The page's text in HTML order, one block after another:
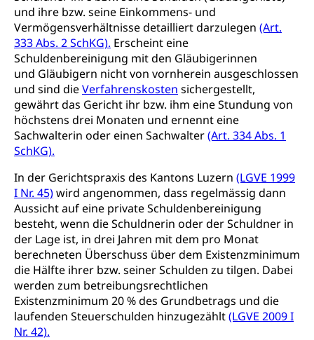
und ihre bzw. seine Einkommens- und
Vermögensverhältnisse detailliert darzulegen (Art.
333 Abs. 2 SchKG). Erscheint eine
Schuldenbereinigung mit den Gläubigerinnen
und Gläubigern nicht von vornherein ausgeschlossen
und sind dieVerfahrenskosten sichergestellt,
gewährt das Gericht ihr bzw. ihm eine Stundung von
höchstens drei Monaten und ernennt eine
Sachwalterin oder einen Sachwalter(Art. 334 Abs. 1
SchKG).
In der Gerichtspraxis des Kantons Luzern (LGVE 1999
I Nr. 45)wird angenommen, dass regelmässig dann
Aussicht auf eine private Schuldenbereinigung
besteht, wenn die Schuldnerin oder der Schuldner in
der Lage ist, in drei Jahren mit dem pro Monat
berechneten Überschuss über dem Existenzminimum
die Hälfte ihrer bzw. seiner Schulden zu tilgen. Dabei
werden zum betreibungsrechtlichen
Existenzminimum 20 % des Grundbetrags und die
laufenden Steuerschulden hinzugezählt(LGVE 2009 I
Nr. 42).
Existenzsicherung - Sozialhilfe
Soziales und Gesellschaft (Dienststelle)
Opferhilfe
Arbeitslosenversicherung (WAS Luzern)
Invalidenversicherung (WAS Luzern)
Soziale Sicherheit
Arzneimittelabhängigkeit, Suchtkrankheit,
Drogenabhängige, Drogensüchtige,
Betäubungsmittel, Suchtmittel, Psychopharmaka
Fachstelle Sucht Region Luzern
Drogen (Polizei)
Sucht
Gesundheitsversorgung
Gesundheitsversorgung, Spital, Pflegeinitiative,
Ambulant vor stationär, AVOS, Patientendossier
Gesundheitsversorgung
AHV / IV
Altersrente, Invalidenrente, Witwenrente,
Sozialversicherung, Vorsorgeeinrichtung,
Pensionskasse, erste Säule, zweite Säule, dritte
Säule, Hilflosenentschädigung,
Ergänzungsleistungen, Altersvorsorge,
Todesfallversicherung
Hilfslosenentschädigung (WAS Luzern)
AHV-Hinterlassenenrente (WAS Luzern)
AHV-Beiträge (WAS Luzern)
Informationsstelle AHV/IV
Behinderung
Körperbehinderung, körperliche Behinderung,
geistige Behinderung, psychische Behinderung,
Erwerbsunfähigkeit, Behinderte